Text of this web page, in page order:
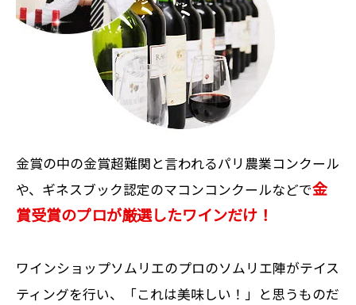
金賞の中の金賞超難関と言われるパリ農業コンクール
や、ギネスブック認定のマコンコンクールなどで金
賞受賞のプロが厳選したワインだけ！
ワインショップソムリエのプロのソムリエ陣がテイス
ティングを行い、「これは美味しい！」と思うものだ